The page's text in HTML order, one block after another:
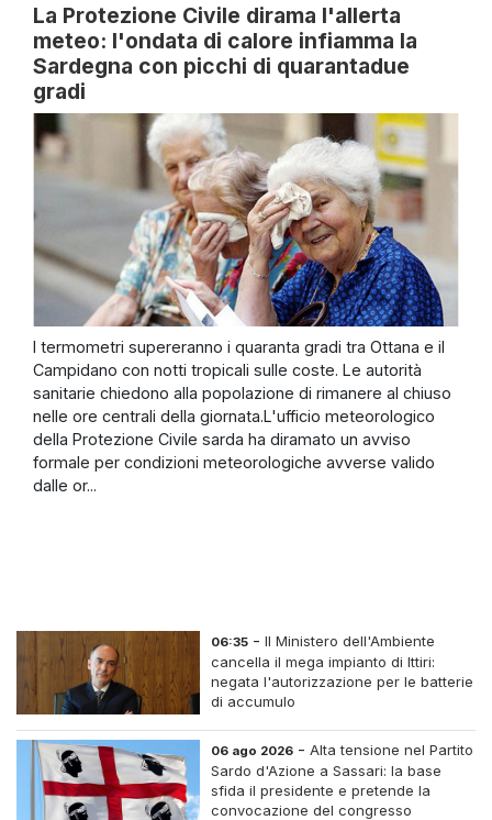
La Protezione Civile dirama l'allerta
meteo: l'ondata di calore infiamma la
Sardegna con picchi di quarantadue
gradi
I termometri supereranno i quaranta gradi tra Ottana e il
Campidano con notti tropicali sulle coste. Le autorità
sanitarie chiedono alla popolazione di rimanere al chiuso
nelle ore centrali della giornata.L'ufficio meteorologico
della Protezione Civile sarda ha diramato un avviso
formale per condizioni meteorologiche avverse valido
dalle or...
06:35 -Il Ministero dell'Ambiente
cancella il mega impianto di Ittiri:
negata l'autorizzazione per le batterie
di accumulo
06 ago 2026 -Alta tensione nel Partito
Sardo d'Azione a Sassari: la base
sfida il presidente e pretende la
convocazione del congresso